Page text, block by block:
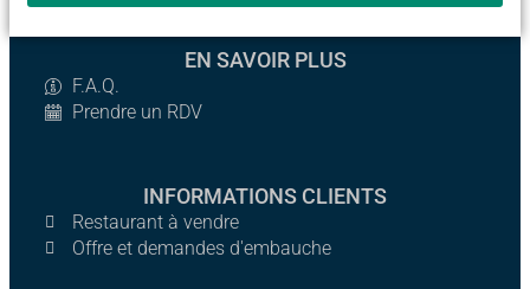
EN SAVOIR PLUS
F.A.Q.
Prendre un RDV
INFORMATIONS CLIENTS
Restaurant à vendre
Offre et demandes d'embauche